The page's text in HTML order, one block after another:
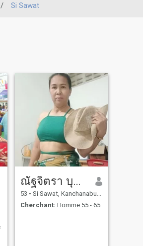
/ Si Sawat
ณัฐจิตรา บุญมา
53 • Si Sawat, Kanchanaburi, Thailande
Cherchant: Homme 55 - 65